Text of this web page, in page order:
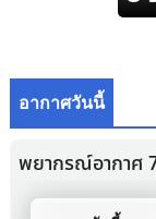
อากาศวันนี้